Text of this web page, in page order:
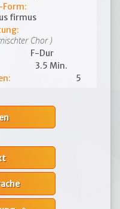
firmus
Chor )
F-Dur
3.5 Min.
5